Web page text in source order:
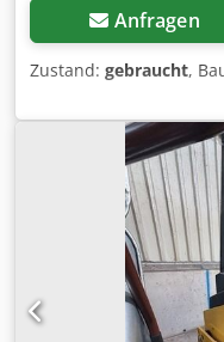
Anfragen
Zustand: gebraucht,